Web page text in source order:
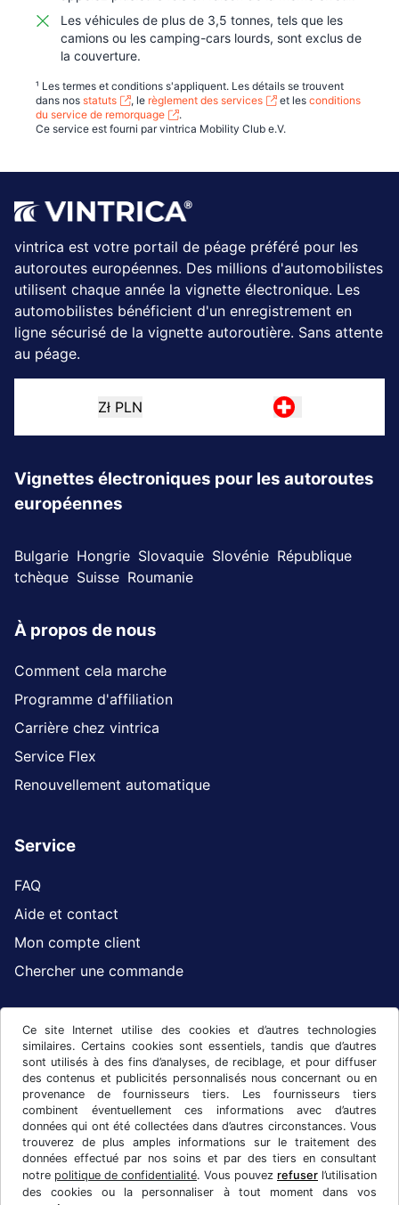
Ce site Internet utilise des cookies et d’autres technologies
similaires. Certains cookies sont essentiels, tandis que d’autres
sont utilisés à des fins d’analyses, de reciblage, et pour diffuser
des contenus et publicités personnalisés nous concernant ou en
provenance de fournisseurs tiers. Les fournisseurs tiers
combinent éventuellement ces informations avec d’autres
données qui ont été collectées dans d’autres circonstances. Vous
trouverez de plus amples informations sur le traitement des
données effectué par nos soins et par des tiers en consultant
notre politique de confidentialité. Vous pouvez refuser l’utilisation
des cookies ou la personnaliser à tout moment dans vos
Les véhicules de plus de 3,5 tonnes, tels que les
camions ou les camping-cars lourds, sont exclus de
la couverture.
¹ Les termes et conditions s'appliquent. Les détails se trouvent
dans nos statuts , le règlement des services et les conditions
du service de remorquage
.
Ce service est fourni par vintrica Mobility Club e.V.
vintrica est votre portail de péage préféré pour les
autoroutes européennes. Des millions d'automobilistes
utilisent chaque année la vignette électronique. Les
automobilistes bénéficient d'un enregistrement en
ligne sécurisé de la vignette autoroutière. Sans attente
au péage.
Zł PLN
Vignettes électroniques pour les autoroutes
européennes
Bulgarie Hongrie Slovaquie Slovénie République
tchèque Suisse Roumanie
À propos de nous
Comment cela marche
Programme d'affiliation
Carrière chez vintrica
Service Flex
Renouvellement automatique
Service
FAQ
Aide et contact
Mon compte client
Chercher une commande
Facebook Instagram